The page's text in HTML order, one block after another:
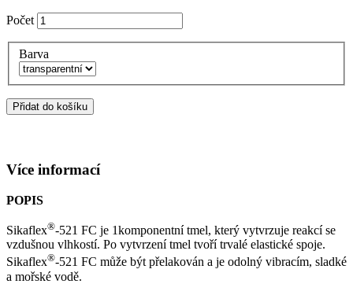
Počet
Barva
Přidat do košíku
Více informací
POPIS
Sikaflex®-521 FC je 1komponentní tmel, který vytvrzuje reakcí se
vzdušnou vlhkostí. Po vytvrzení tmel tvoří trvalé elastické spoje.
Sikaflex®-521 FC může být přelakován a je odolný vibracím, sladké
a mořské vodě.